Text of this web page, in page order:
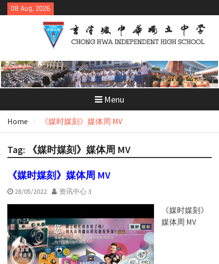
Skip
to
08 Aug, 2026
Menu
Home 《媒时媒刻》媒体周 MV
Tag: 《媒时媒刻》媒体周 MV
《媒时媒刻》媒体周 MV
28/05/2022 资讯中心 3
《媒时媒刻》
媒体周 MV